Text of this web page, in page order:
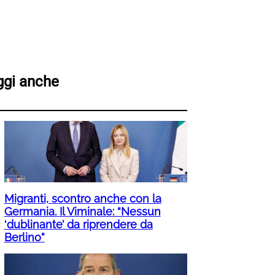
anche
Migranti, scontro anche con la
Germania. Il Viminale: “Nessun
‘dublinante’ da riprendere da
Berlino”